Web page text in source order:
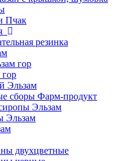
Пчак
резинка
гор
Эльзам
сборы Фарм-продукт
Эльзам
Эльзам
двухцветные